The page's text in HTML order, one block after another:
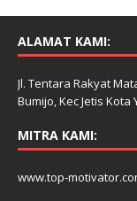
ALAMAT KAMI:
Jl. Tentara Rakyat
Bumijo, Kec Jetis Kota
MITRA KAMI:
www.top-